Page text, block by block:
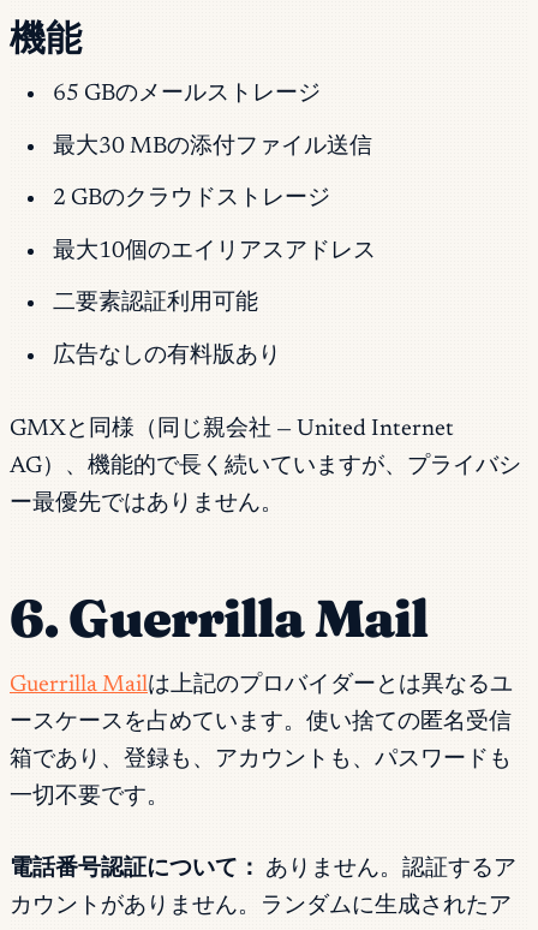
機能
65 GBのメールストレージ
最大30 MBの添付ファイル送信
2 GBのクラウドストレージ
最大10個のエイリアスアドレス
二要素認証利用可能
広告なしの有料版あり
GMXと同様（同じ親会社 — United Internet
AG）、機能的で長く続いていますが、プライバシ
ー最優先ではありません。
6. Guerrilla Mail
Guerrilla Mailは上記のプロバイダーとは異なるユ
ースケースを占めています。使い捨ての匿名受信
箱であり、登録も、アカウントも、パスワードも
一切不要です。
電話番号認証について：
ありません。認証するア
カウントがありません。ランダムに生成されたア